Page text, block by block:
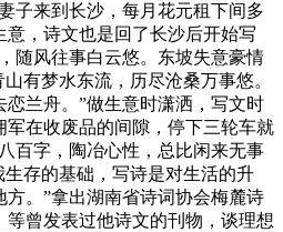
子来到长沙，每月花元租下间多
，诗文也是回了长沙后开始写
风往事白云悠。东坡失意豪情
有梦水东流，历尽沧桑万事悠。
兰舟。”做生意时潇洒，写文时
在收废品的间隙，停下三轮车就
百字，陶冶心性，总比闲来无事
存的基础，写诗是对生活的升
。”拿出湖南省诗词协会梅麓诗
曾发表过他诗文的刊物，谈理想